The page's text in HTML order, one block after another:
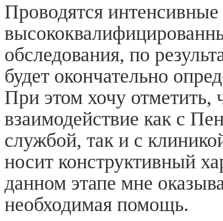
Проводятся интенсивные
обследования, по
будет окончательно
При этом хочу отметить,
взаимодействие как с
службой, так и с
носит конструктивный
данном этапе мне
необходимая помощь.